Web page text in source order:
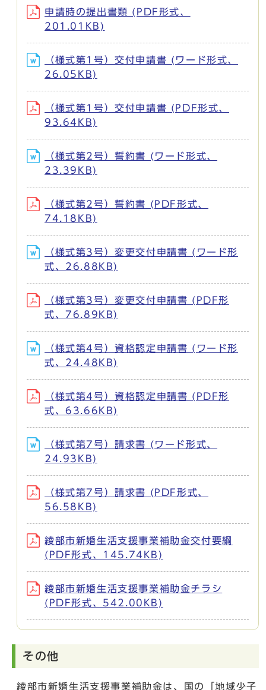
申請時の提出書類 (PDF形式、
201.01KB)
（様式第1号）交付申請書 (ワード形式、
26.05KB)
（様式第1号）交付申請書 (PDF形式、
93.64KB)
（様式第2号）誓約書 (ワード形式、
23.39KB)
（様式第2号）誓約書 (PDF形式、
74.18KB)
（様式第3号）変更交付申請書 (ワード形
式、26.88KB)
（様式第3号）変更交付申請書 (PDF形
式、76.89KB)
（様式第4号）資格認定申請書 (ワード形
式、24.48KB)
（様式第4号）資格認定申請書 (PDF形
式、63.66KB)
（様式第7号）請求書 (ワード形式、
24.93KB)
（様式第7号）請求書 (PDF形式、
56.58KB)
綾部市新婚生活支援事業補助金交付要綱
(PDF形式、145.74KB)
綾部市新婚生活支援事業補助金チラシ
(PDF形式、542.00KB)
その他
綾部市新婚生活支援事業補助金は、国の「地域少子